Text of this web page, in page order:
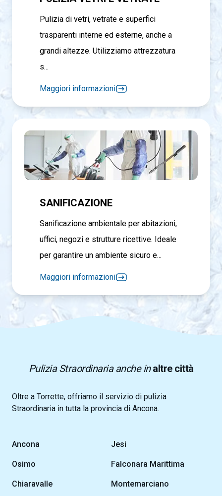
Pulizia di vetri, vetrate e superfici
trasparenti interne ed esterne, anche a
grandi altezze. Utilizziamo attrezzatura
s...
Maggiori informazioni
SANIFICAZIONE
Sanificazione ambientale per abitazioni,
uffici, negozi e strutture ricettive. Ideale
per garantire un ambiente sicuro e...
Maggiori informazioni
Pulizia Straordinaria anche inaltre città
Oltre a Torrette, offriamo il servizio di pulizia
Straordinaria in tutta la provincia di Ancona.
Ancona Jesi
Osimo Falconara Marittima
Chiaravalle Montemarciano